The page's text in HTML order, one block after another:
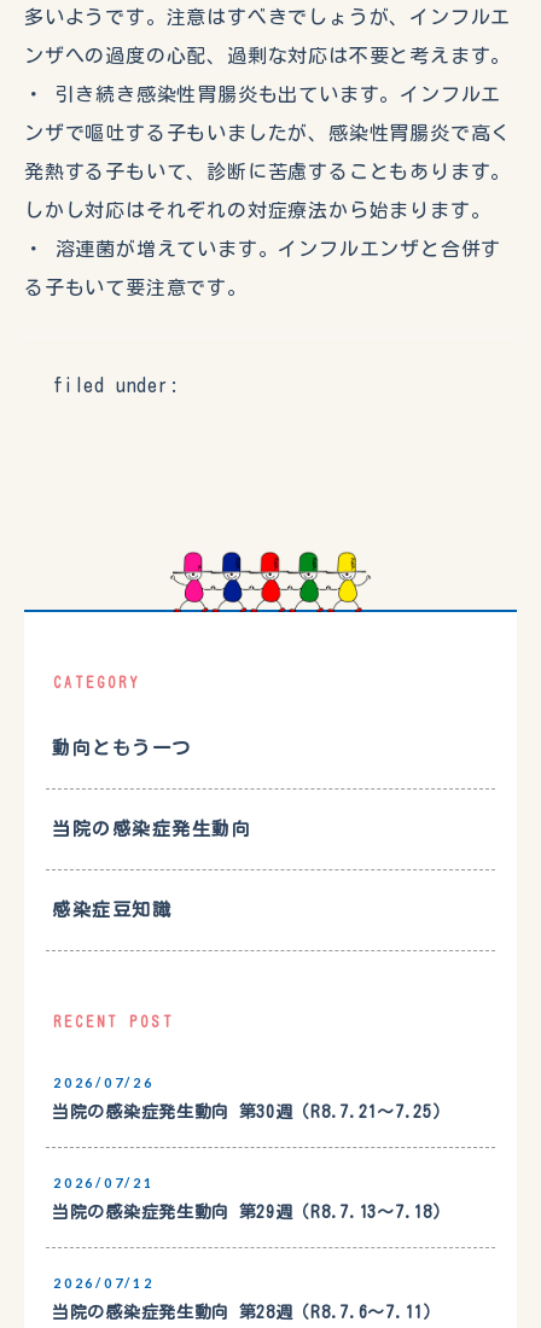
多いようです。注意はすべきでしょうが、インフルエ
ンザへの過度の心配、過剰な対応は不要と考えます。
・ 引き続き感染性胃腸炎も出ています。インフルエ
ンザで嘔吐する子もいましたが、感染性胃腸炎で高く
発熱する子もいて、診断に苦慮することもあります。
しかし対応はそれぞれの対症療法から始まります。
・ 溶連菌が増えています。インフルエンザと合併す
る子もいて要注意です。
filed under:
CATEGORY
動向ともう一つ
当院の感染症発生動向
感染症豆知識
RECENT POST
2026/07/26
当院の感染症発生動向 第30週（R8.7.21〜7.25）
2026/07/21
当院の感染症発生動向 第29週（R8.7.13〜7.18）
2026/07/12
当院の感染症発生動向 第28週（R8.7.6〜7.11）